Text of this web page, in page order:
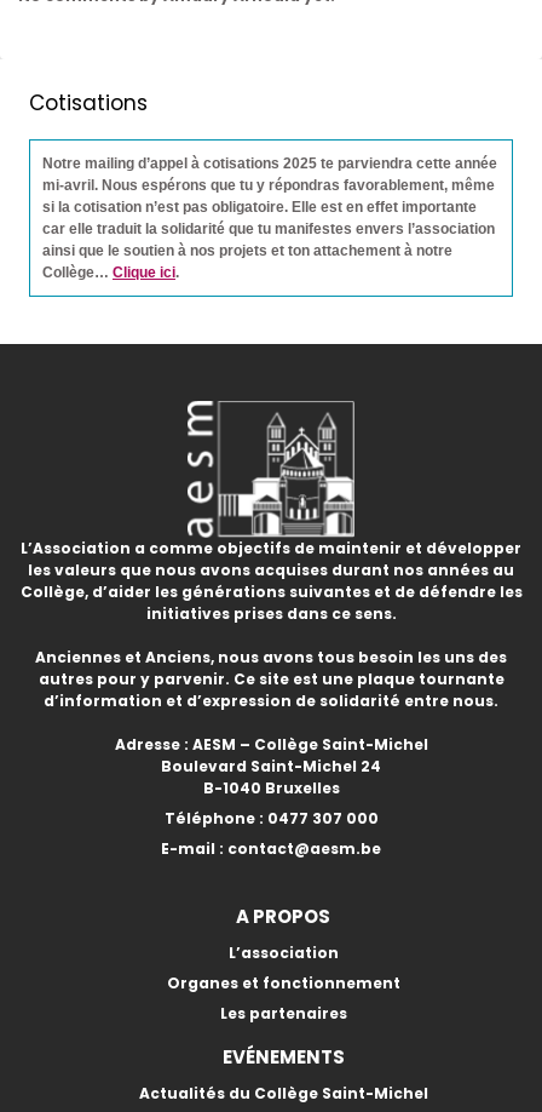
Cotisations
Notre mailing d’appel à cotisations 2025 te parviendra cette année
mi-avril. Nous espérons que tu y répondras favorablement, même
si la cotisation n’est pas obligatoire. Elle est en effet importante
car elle traduit la solidarité que tu manifestes envers l’association
ainsi que le soutien à nos projets et ton attachement à notre
Collège… Clique ici.
L’Association a comme objectifs de maintenir et développer
les valeurs que nous avons acquises durant nos années au
Collège, d’aider les générations suivantes et de défendre les
initiatives prises dans ce sens.
Anciennes et Anciens, nous avons tous besoin les uns des
autres pour y parvenir. Ce site est une plaque tournante
d’information et d’expression de solidarité entre nous.
Adresse : AESM – Collège Saint-Michel
Boulevard Saint-Michel 24
B-1040 Bruxelles
Téléphone : 0477 307 000
E-mail : contact@aesm.be
A PROPOS
L’association
Organes et fonctionnement
Les partenaires
EVÉNEMENTS
Actualités du Collège Saint-Michel